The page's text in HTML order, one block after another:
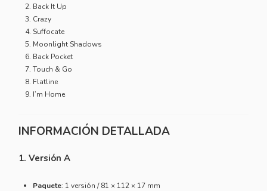
Back It Up
Crazy
Suffocate
Moonlight Shadows
Back Pocket
Touch & Go
Flatline
I’m Home
INFORMACIÓN DETALLADA
1. Versión A
Paquete: 1 versión / 81 × 112 × 17 mm